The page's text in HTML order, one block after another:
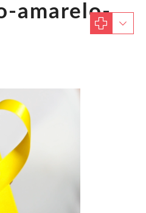
amarelo-